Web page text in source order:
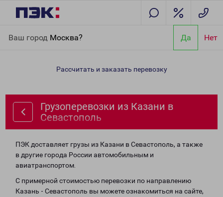
Ваш город Москва? Да Нет
Севастополь
Рассчитать и заказать перевозку
Грузоперевозки из Казани в
Севастополь
ПЭК доставляет грузы из Казани в Севастополь, а также
в другие города России автомобильным и
авиатранспортом.
С примерной стоимостью перевозки по направлению
Казань - Севастополь вы можете ознакомиться на сайте,